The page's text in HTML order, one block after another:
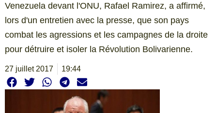
Venezuela devant l'ONU, Rafael Ramirez, a affirmé,
lors d'un entretien avec la presse, que son pays
combat les agressions et les campagnes de la droite
pour détruire et isoler la Révolution Bolivarienne.
27 juillet 2017 19:44